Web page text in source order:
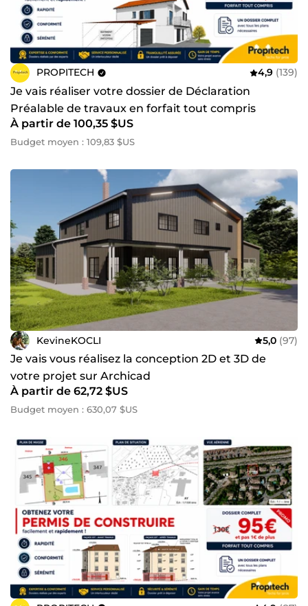
PROPITECH 4,9 (139)
Je vais réaliser votre dossier de Déclaration
Préalable de travaux en forfait tout compris
À partir de 100,35 $US
Budget moyen : 109,83 $US
KevineKOCLI 5,0 (97)
Je vais vous réalisez la conception 2D et 3D de
votre projet sur Archicad
À partir de 62,72 $US
Budget moyen : 630,07 $US